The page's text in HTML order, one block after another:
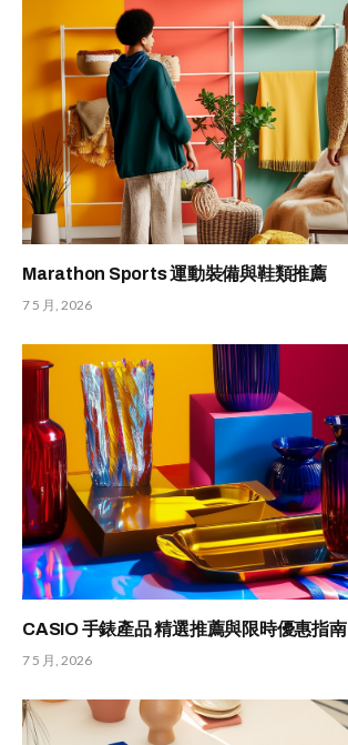
Marathon Sports 運動裝備與鞋類推薦
7 5 月, 2026
CASIO 手錶產品 精選推薦與限時優惠指南
7 5 月, 2026